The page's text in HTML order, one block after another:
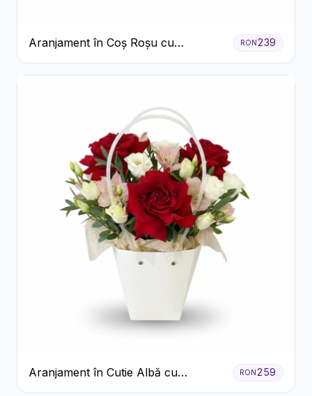
Aranjament în Coș Roșu cu
Trandafiri și Crizanteme Albe
RON239
Aranjament în Cutie Albă cu
Trandafiri Roșii și Lisianthus
RON259